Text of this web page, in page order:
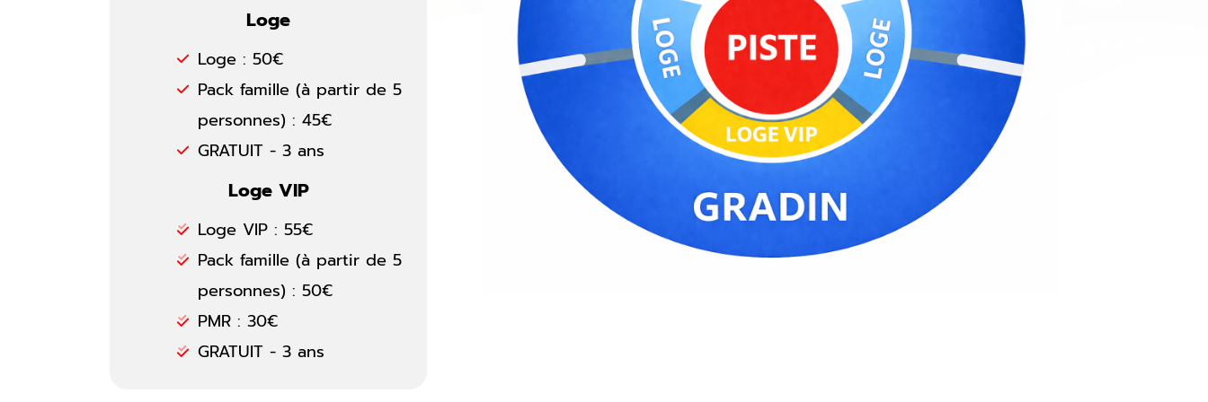
Loge
Loge : 50€
Pack famille (à partir de 5
personnes) : 45€
GRATUIT - 3 ans
Loge VIP
Loge VIP : 55€
Pack famille (à partir de 5
personnes) : 50€
PMR : 30€
GRATUIT - 3 ans